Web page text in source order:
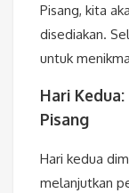
Pisang, kita
disediakan.
untuk
Hari
Pisang
Hari kedua
melanjutkan